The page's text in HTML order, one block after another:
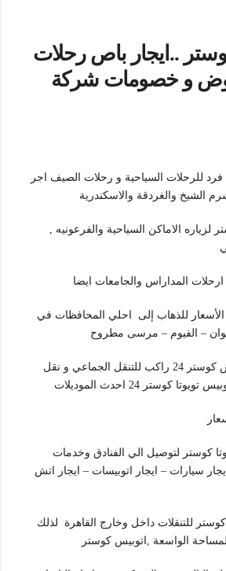
كوستر ..ايجار باص رحلات
و خصومات شركة
بالتالي تاجير كوستر 24 فرد للرحلات السياحية و رحلات الصيف اجر
الشيخ والغردقة والاسكندرية
لزياره الاماكن السياحية والفرعونيه ,
المداراس والجامعات ايضا
الأسعار للذهاب إلى احلي المحافظات في
– الفيوم – مرسى مطروح
كما يمكنك تأجير اتوبيس كوستر 24 راكب للتنقل الجماعي و نقل
كوستر 24 احدث الموديلات
كوستر لتوصيل الي الفنادق وخدمات
سيارات – ايجار اتوبيسات – ايجار اتش
كوستر للتنقلات داخل وخارج القاهرة لذلك
الواسعة ,اتوبيس كوستر